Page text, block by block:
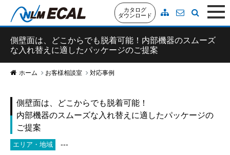
カタログ
ダウンロード
側壁面は、どこからでも脱着可能！内部機器のスムーズ
な入れ替えに適したパッケージのご提案
ホーム お客様相談室 対応事例
側壁面は、どこからでも脱着可能！
内部機器のスムーズな入れ替えに適したパッケージの
ご提案
エリア・地域 ---